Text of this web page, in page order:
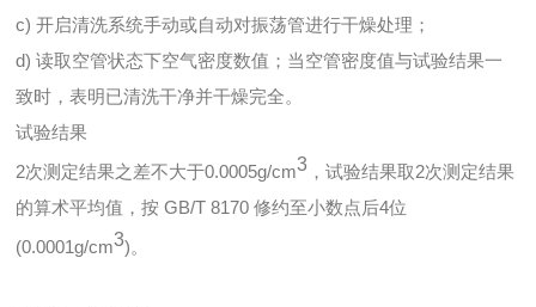
c) 开启清洗系统手动或自动对振荡管进行干燥处理；
d) 读取空管状态下空气密度数值；当空管密度值与试验结果一
致时，表明已清洗干净并干燥完全。
试验结果
2次测定结果之差不大于0.0005g/cm3 ，试验结果取2次测定结果
的算术平均值，按 GB/T 8170 修约至小数点后4位
(0.0001g/cm3)。